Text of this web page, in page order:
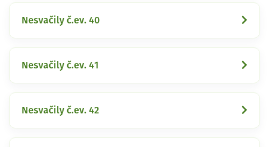
Nesvačily č.ev. 40
Nesvačily č.ev. 41
Nesvačily č.ev. 42